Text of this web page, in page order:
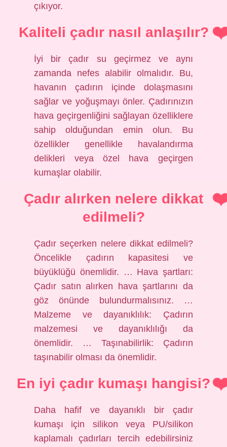
çıkıyor.
Kaliteli çadır nasıl anlaşılır?
İyi bir çadır su geçirmez ve aynı
zamanda nefes alabilir olmalıdır. Bu,
havanın çadırın içinde dolaşmasını
sağlar ve yoğuşmayı önler. Çadırınızın
hava geçirgenliğini sağlayan özelliklere
sahip olduğundan emin olun. Bu
özellikler genellikle havalandırma
delikleri veya özel hava geçirgen
kumaşlar olabilir.
Çadır alırken nelere dikkat
edilmeli?
Çadır seçerken nelere dikkat edilmeli?
Öncelikle çadırın kapasitesi ve
büyüklüğü önemlidir. … Hava şartları:
Çadır satın alırken hava şartlarını da
göz önünde bulundurmalısınız. …
Malzeme ve dayanıklılık: Çadırın
malzemesi ve dayanıklılığı da
önemlidir. … Taşınabilirlik: Çadırın
taşınabilir olması da önemlidir.
En iyi çadır kumaşı hangisi?
Daha hafif ve dayanıklı bir çadır
kumaşı için silikon veya PU/silikon
kaplamalı çadırları tercih edebilirsiniz